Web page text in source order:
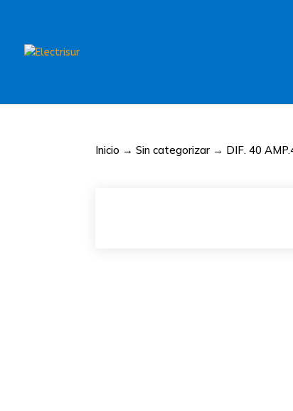
Inicio →Sin categorizar → DIF. 40